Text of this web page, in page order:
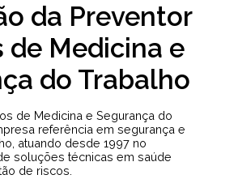
da Preventor
de Medicina e
do Trabalho
de Medicina e Segurança do
referência em segurança e
atuando desde 1997 no
soluções técnicas em saúde
de riscos.